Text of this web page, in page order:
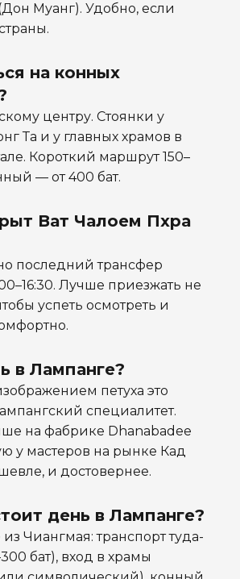
Муанг). Удобно, если
на конных
центру. Стоянки у
Та и у главных храмов в
Короткий маршрут 150–
— от 400 бат.
Ват Чалоем Пхра
последний трансфер
Лучше приезжать не
успеть осмотреть и
в Лампанге?
петуха это
специалитет.
на фабрике Dhanabadee
у мастеров на рынке Кад
и достовернее.
день в Лампанге?
Чиангмая: транспорт туда-
бат), вход в храмы